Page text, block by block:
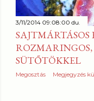
3/11/2014 09:08:00 du.
SÜTŐTÖKKEL
Megosztás Megjegyzés